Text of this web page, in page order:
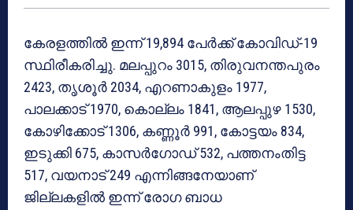
കേരളത്തില്‍ ഇന്ന് 19,894 പേര്‍ക്ക് കോവിഡ്-19
സ്ഥിരീകരിച്ചു. മലപ്പുറം 3015, തിരുവനന്തപുരം
2423, തൃശൂര്‍ 2034, എറണാകുളം 1977,
പാലക്കാട് 1970, കൊല്ലം 1841, ആലപ്പുഴ 1530,
കോഴിക്കോട് 1306, കണ്ണൂര്‍ 991, കോട്ടയം 834,
ഇടുക്കി 675, കാസര്‍ഗോഡ് 532, പത്തനംതിട്ട
517, വയനാട് 249 എന്നിങ്ങനേയാണ്
ജില്ലകളില്‍ ഇന്ന് രോഗ ബാധ